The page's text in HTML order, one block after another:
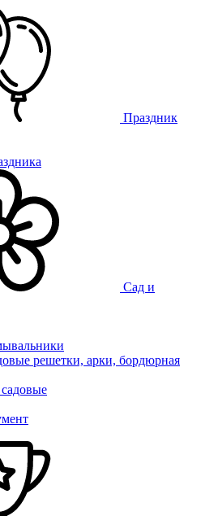
Праздник
Сад и
решетки, арки, бордюрная